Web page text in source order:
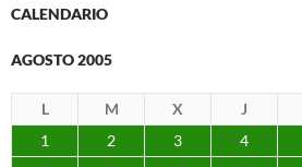
CALENDARIO
AGOSTO 2005
L M X J
1
2 3 4